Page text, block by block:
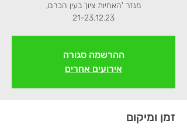
21-23.12.23
ההרשמה סגורה
אירועים אחרים
זמן ומיקום